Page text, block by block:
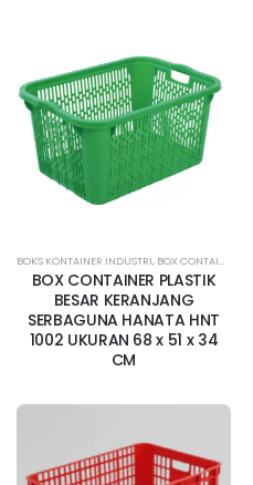
,CONTAINER BOX INDUSTRI AMBON,
BOKS KONTAINER INDUSTRI, BOX CONTAINER BESAR
BOX CONTAINER PLASTIK
BESAR KERANJANG
SERBAGUNA HANATA HNT
1002 UKURAN 68 x 51 x 34
CM